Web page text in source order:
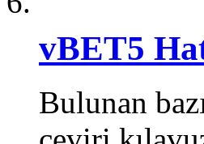
vBET5
Bulunan